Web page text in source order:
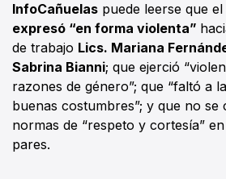
InfoCañuelas puede leerse que
expresó “en forma violenta”
de trabajo Lics. Mariana
Sabrina Bianni; que ejerció
razones de género”; que “faltó a
buenas costumbres”; y que no se
normas de “respeto y cortesía”
pares.